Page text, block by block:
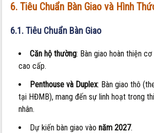
6. Tiêu Chuẩn Bàn Giao và Hình
6.1. Tiêu Chuẩn Bàn Giao
Căn hộ thường: Bàn giao hoàn thiện
cao cấp.
Penthouse và Duplex: Bàn giao thô
tại HĐMB), mang đến sự linh hoạt trong
nhân.
Dự kiến bàn giao vàonăm 2027.